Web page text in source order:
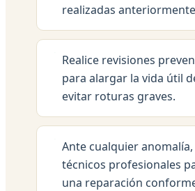
realizadas
Realice revisiones
para alargar la vida útil
evitar roturas graves.
Ante cualquier
técnicos profesionales
una reparación